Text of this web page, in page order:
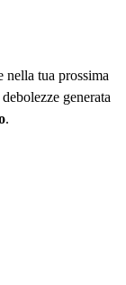
nella tua prossima
generata
.